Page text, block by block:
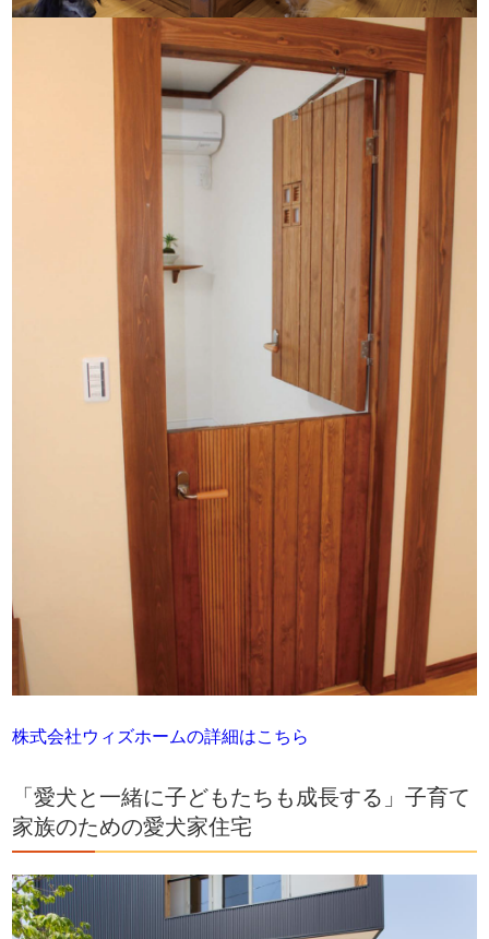
株式会社ウィズホームの詳細はこちら
「愛犬と一緒に子どもたちも成長する」子育て
家族のための愛犬家住宅